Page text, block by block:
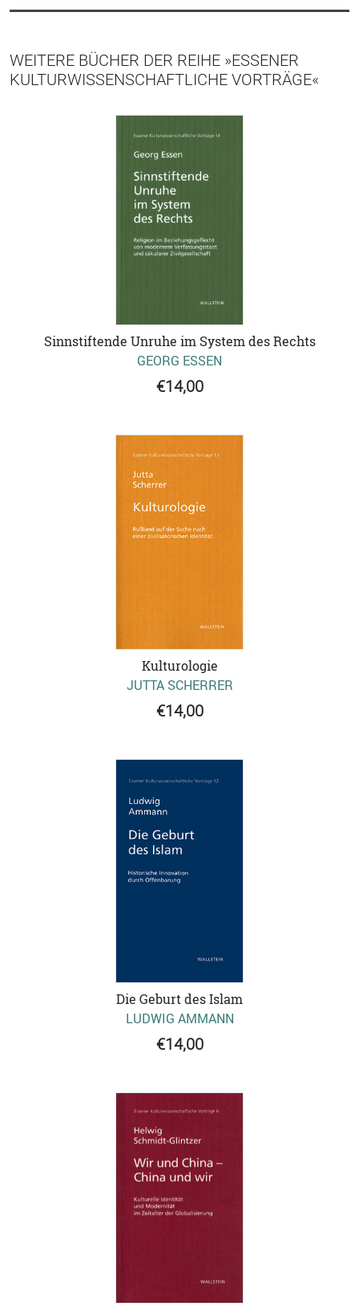
WEITERE BÜCHER DER REIHE »ESSENER
KULTURWISSENSCHAFTLICHE VORTRÄGE«
Sinnstiftende Unruhe im System des Rechts
GEORG ESSEN
€14,00
Kulturologie
JUTTA SCHERRER
€14,00
Die Geburt des Islam
LUDWIG AMMANN
€14,00